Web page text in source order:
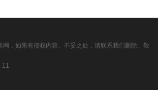
网，如果有侵权内容、不妥之处，请联系我们删除。敬
11